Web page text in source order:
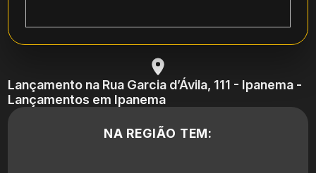
Lançamento na Rua Garcia d’Ávila, 111 - Ipanema -
Lançamentos em Ipanema
NA REGIÃO TEM: